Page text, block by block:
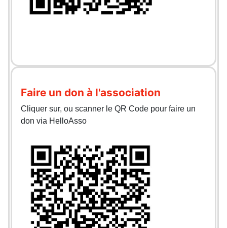
Faire un don à l'association
Cliquer sur, ou scanner le QR Code pour faire un
don via HelloAsso